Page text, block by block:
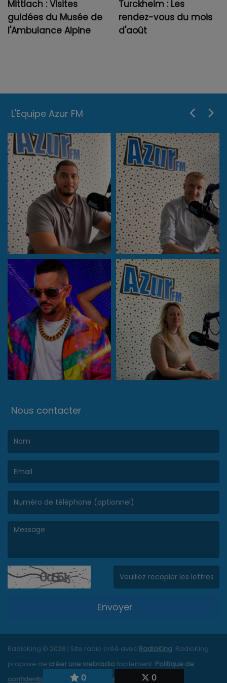
0 0
Mittlach : Visites
guidées du Musée de
l'Ambulance Alpine
Turckheim : Les
rendez-vous du mois
d'août
L'Equipe Azur FM
Nous contacter
Envoyer
RadioKing © 2026 | Site radio créé avec RadioKing. RadioKing
propose de créer une webradio facilement. Politique de
confidentialité
Mentions légales